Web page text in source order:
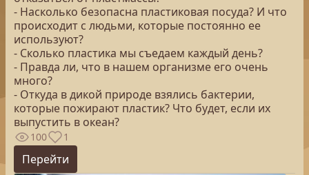
- Насколько безопасна пластиковая посуда? И что
происходит с людьми, которые постоянно ее
используют?
- Сколько пластика мы съедаем каждый день?
- Правда ли, что в нашем организме его очень
много?
- Откуда в дикой природе взялись бактерии,
которые пожирают пластик? Что будет, если их
выпустить в океан?
100 1
Перейти